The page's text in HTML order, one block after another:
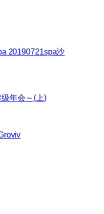
20190721spa沙
年会～(上)